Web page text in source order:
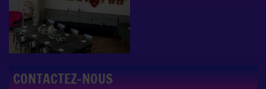
CONTACTEZ-NOUS